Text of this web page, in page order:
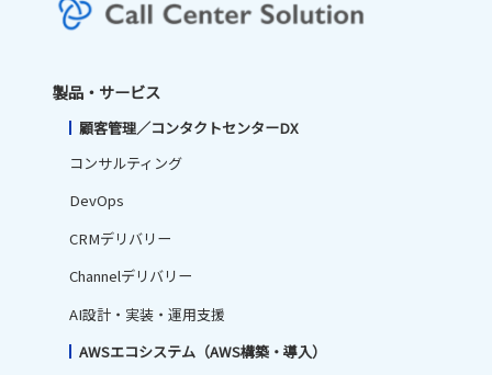
製品・サービス
顧客管理／コンタクトセンターDX
コンサルティング
DevOps
CRMデリバリー
Channelデリバリー
AI設計・実装・運用支援
AWSエコシステム（AWS構築・導入）